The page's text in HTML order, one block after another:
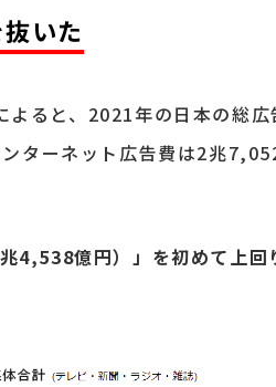
いた
よると、2021年の日本の総広
ターネット広告費は2兆
4,538億円）」を初めて上回